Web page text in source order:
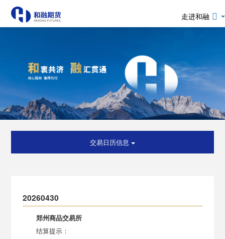
走进和融
交易日历信息
20260430
郑州商品交易所
结算提示：